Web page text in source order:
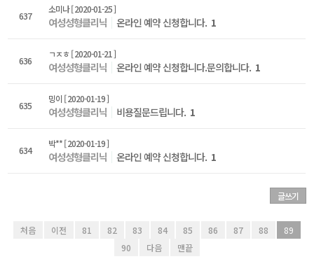
637
소미나[ 2020-01-25 ]
여성성형클리닉 온라인 예약 신청합니다. 1
636
ㄱㅈㅎ[ 2020-01-21 ]
여성성형클리닉 온라인 예약 신청합니다.문의합니다. 1
635
밍이[ 2020-01-19 ]
여성성형클리닉 비용질문드립니다. 1
634
박**[ 2020-01-19 ]
여성성형클리닉 온라인 예약 신청합니다. 1
글쓰기
처음 이전 81 82 83 84 85 86 87 88
89
90
다음 맨끝